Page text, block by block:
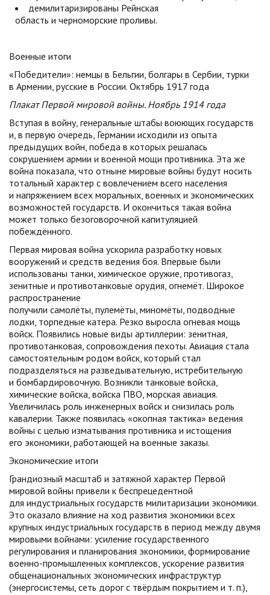
демилитаризированы Рейнская
область и черноморские проливы.
Военные итоги
«Победители»: немцы в Бельгии, болгары в Сербии, турки
в Армении, русские в России. Октябрь 1917 года
Плакат Первой мировой войны. Ноябрь 1914 года
Вступая в войну, генеральные штабы воюющих государств
и, в первую очередь, Германии исходили из опыта
предыдущих войн, победа в которых решалась
сокрушением армии и военной мощи противника. Эта же
война показала, что отныне мировые войны будут носить
тотальный характер с вовлечением всего населения
и напряжением всех моральных, военных и экономических
возможностей государств. И окончиться такая война
может только безоговорочной капитуляцией
побеждённого.
Первая мировая война ускорила разработку новых
вооружений и средств ведения боя. Впервые были
использованы танки, химическое оружие, противогаз,
зенитные и противотанковые орудия, огнемёт. Широкое
распространение
получили самолёты, пулемёты, миномёты, подводные
лодки, торпедные катера. Резко выросла огневая мощь
войск. Появились новые виды артиллерии: зенитная,
противотанковая, сопровождения пехоты. Авиация стала
самостоятельным родом войск, который стал
подразделяться на разведывательную, истребительную
и бомбардировочную. Возникли танковые войска,
химические войска, войска ПВО, морская авиация.
Увеличилась роль инженерных войск и снизилась роль
кавалерии. Также появилась «окопная тактика» ведения
войны с целью изматывания противника и истощения
его экономики, работающей на военные заказы.
Экономические итоги
Грандиозный масштаб и затяжной характер Первой
мировой войны привели к беспрецедентной
для индустриальных государств милитаризации экономики.
Это оказало влияние на ход развития экономики всех
крупных индустриальных государств в период между двумя
мировыми войнами: усиление государственного
регулирования и планирования экономики, формирование
военно-промышленных комплексов, ускорение развития
общенациональных экономических инфраструктур
(энергосистемы, сеть дорог с твёрдым покрытием и т. п.),